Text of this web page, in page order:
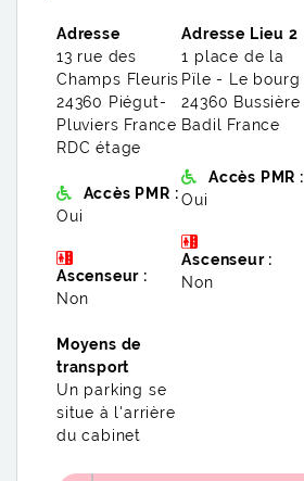
Adresse
13 rue des
Champs Fleuris
24360 Piégut-
Pluviers France
RDC étage
Accès PMR :
Oui
Ascenseur :
Non
Moyens de
transport
Un parking se
situe à l'arrière
du cabinet
Adresse Lieu 2
1 place de la
Pïle - Le bourg
24360 Bussière
Badil France
Accès PMR :
Oui
Ascenseur :
Non